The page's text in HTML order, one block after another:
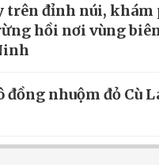
trên đỉnh núi, khám
hồi nơi vùng
đồng nhuộm đỏ Cù